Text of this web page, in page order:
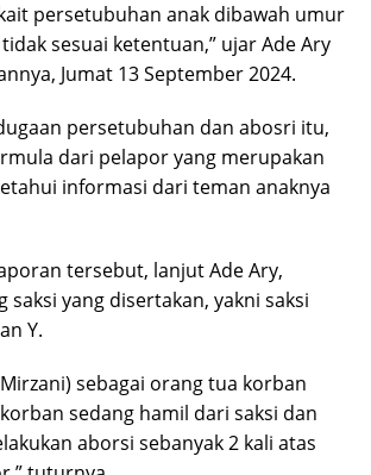
persetubuhan anak dibawah umur
sesuai ketentuan,” ujar Ade Ary
Jumat 13 September 2024.
persetubuhan dan abosri itu,
dari pelapor yang merupakan
informasi dari teman anaknya
tersebut, lanjut Ade Ary,
saksi yang disertakan, yakni saksi
Y.
sebagai orang tua korban
sedang hamil dari saksi dan
aborsi sebanyak 2 kali atas